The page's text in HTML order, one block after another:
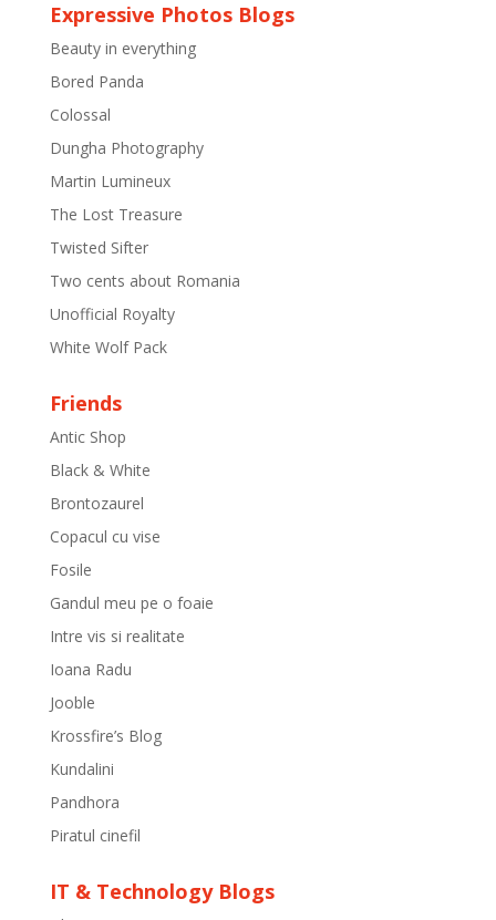
Expressive Photos Blogs
Beauty in everything
Bored Panda
Colossal
Dungha Photography
Martin Lumineux
The Lost Treasure
Twisted Sifter
Two cents about Romania
Unofficial Royalty
White Wolf Pack
Friends
Antic Shop
Black & White
Brontozaurel
Copacul cu vise
Fosile
Gandul meu pe o foaie
Intre vis si realitate
Ioana Radu
Jooble
Krossfire’s Blog
Kundalini
Pandhora
Piratul cinefil
IT & Technology Blogs